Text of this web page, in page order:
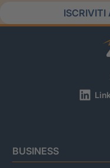
ISCRIVITI
BUSINESS